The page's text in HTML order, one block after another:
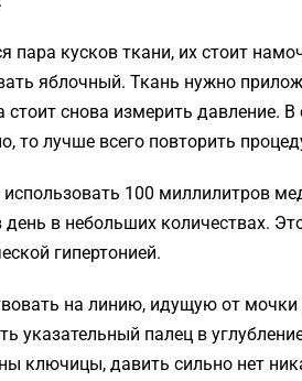
пара кусков ткани, их стоит
яблочный. Ткань нужно
снова измерить давление. В
то лучше всего повторить
100 миллилитров
в небольших количествах.
гипертонией.
на линию, идущую от
палец в
ключицы, давить сильно нет